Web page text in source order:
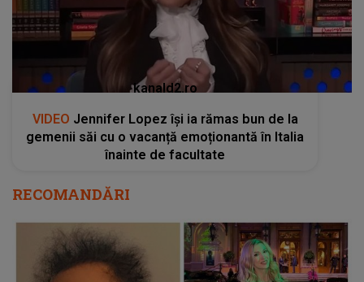
kanald2.ro
VIDEO Jennifer Lopez își ia rămas bun de la
gemenii săi cu o vacanță emoționantă în Italia
înainte de facultate
RECOMANDĂRI